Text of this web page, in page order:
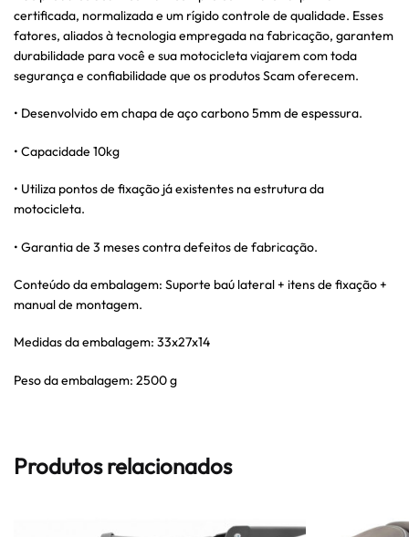
certificada, normalizada e um rígido controle de qualidade. Esses
fatores, aliados à tecnologia empregada na fabricação, garantem
durabilidade para você e sua motocicleta viajarem com toda
segurança e confiabilidade que os produtos Scam oferecem.
• Desenvolvido em chapa de aço carbono 5mm de espessura.
• Capacidade 10kg
• Utiliza pontos de fixação já existentes na estrutura da
motocicleta.
• Garantia de 3 meses contra defeitos de fabricação.
Conteúdo da embalagem: Suporte baú lateral + itens de fixação +
manual de montagem.
Medidas da embalagem: 33x27x14
Peso da embalagem: 2500 g
Produtos relacionados